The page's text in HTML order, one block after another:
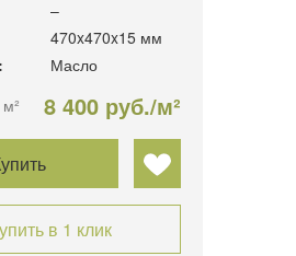
–
470x470x15 мм
Масло
м²
8 400 руб./м²
в 1 клик